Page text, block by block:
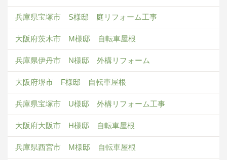
兵庫県宝塚市 S様邸 庭リフォーム工事
大阪府茨木市 M様邸 自転車屋根
兵庫県伊丹市 N様邸 外構リフォーム
大阪府堺市 F様邸 自転車屋根
兵庫県宝塚市 U様邸 外構リフォーム工事
大阪府大阪市 H様邸 自転車屋根
兵庫県西宮市 M様邸 自転車屋根